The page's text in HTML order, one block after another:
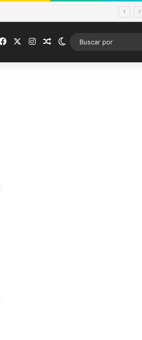
FacebookInstagramPublicación al azar
Switch skin